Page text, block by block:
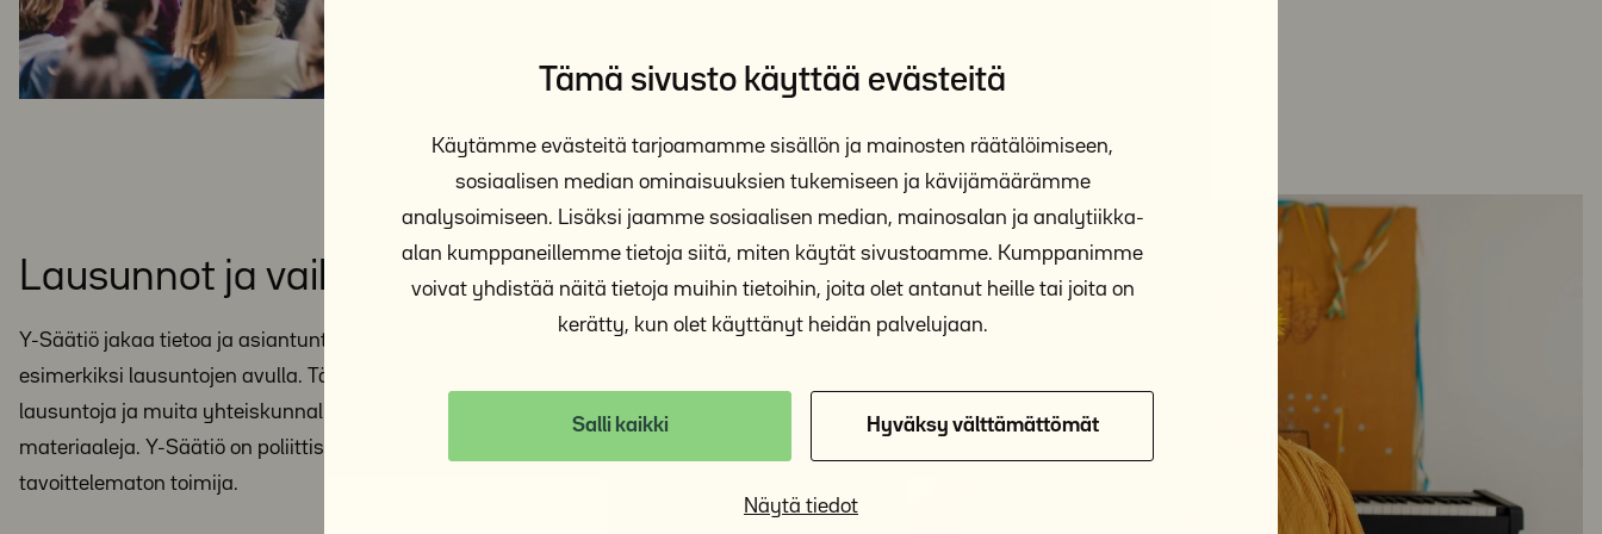
Tämä sivusto käyttää evästeitä
Käytämme evästeitä tarjoamamme sisällön ja mainosten räätälöimiseen,
sosiaalisen median ominaisuuksien tukemiseen ja kävijämäärämme
analysoimiseen. Lisäksi jaamme sosiaalisen median, mainosalan ja analytiikka-
alan kumppaneillemme tietoja siitä, miten käytät sivustoamme. Kumppanimme
voivat yhdistää näitä tietoja muihin tietoihin, joita olet antanut heille tai joita on
kerätty, kun olet käyttänyt heidän palvelujaan.
Salli kaikki Hyväksy välttämättömät
Näytä tiedot
Lausunnot ja vaikuttaminen
Y-Säätiö jakaa tietoa ja asiantuntemustaan päättäjille
esimerkiksi lausuntojen avulla. Tänne sivulle on koottu
lausuntoja ja muita yhteiskunnallista vaikuttamistyötä tukevia
materiaaleja. Y-Säätiö on poliittisesti sitoutumaton ja voittoa
tavoittelematon toimija.